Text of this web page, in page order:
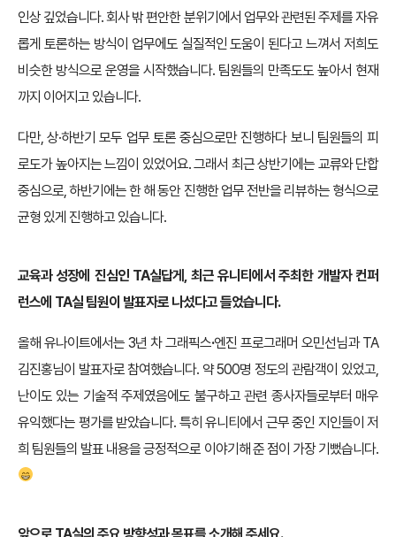
인상 깊었습니다. 회사 밖 편안한 분위기에서 업무와 관련된 주제를 자유
롭게 토론하는 방식이 업무에도 실질적인 도움이 된다고 느껴서 저희도
비슷한 방식으로 운영을 시작했습니다. 팀원들의 만족도도 높아서 현재
까지 이어지고 있습니다.
다만, 상·하반기 모두 업무 토론 중심으로만 진행하다 보니 팀원들의 피
로도가 높아지는 느낌이 있었어요. 그래서 최근 상반기에는 교류와 단합
중심으로, 하반기에는 한 해 동안 진행한 업무 전반을 리뷰하는 형식으로
균형 있게 진행하고 있습니다.
교육과 성장에 진심인 TA실답게, 최근 유니티에서 주최한 개발자 컨퍼
런스에 TA실 팀원이 발표자로 나섰다고 들었습니다.
올해 유나이트에서는 3년 차 그래픽스·엔진 프로그래머 오민선님과 TA
김진홍님이 발표자로 참여했습니다. 약 500명 정도의 관람객이 있었고,
난이도 있는 기술적 주제였음에도 불구하고 관련 종사자들로부터 매우
유익했다는 평가를 받았습니다. 특히 유니티에서 근무 중인 지인들이 저
희 팀원들의 발표 내용을 긍정적으로 이야기해 준 점이 가장 기뻤습니다.